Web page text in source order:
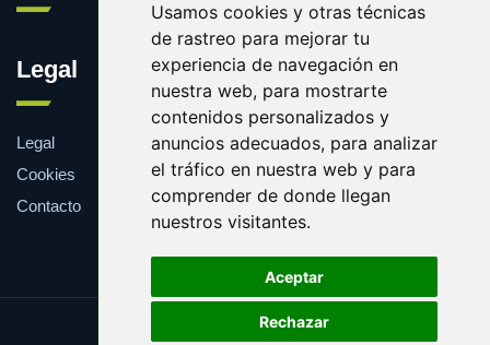
Usamos cookies y otras técnicas
de rastreo para mejorar tu
experiencia de navegación en
nuestra web, para mostrarte
contenidos personalizados y
anuncios adecuados, para analizar
el tráfico en nuestra web y para
comprender de donde llegan
nuestros visitantes.
Aceptar
Rechazar
Legal
Legal
Cookies
Contacto
Update cookies preferences